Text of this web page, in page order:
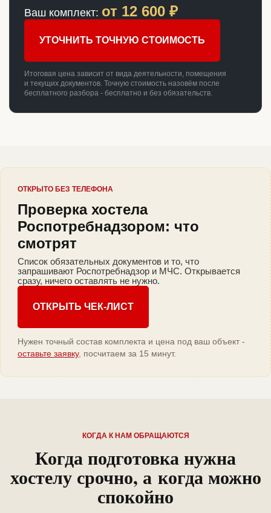
Ваш комплект: от 12 600 ₽
УТОЧНИТЬ ТОЧНУЮ СТОИМОСТЬ
Итоговая цена зависит от вида деятельности, помещения
и текущих документов. Точную стоимость назовём после
бесплатного разбора - бесплатно и без обязательств.
ОТКРЫТО БЕЗ ТЕЛЕФОНА
Проверка хостела
Роспотребнадзором: что
смотрят
Список обязательных документов и то, что
запрашивают Роспотребнадзор и МЧС. Открывается
сразу, ничего оставлять не нужно.
ОТКРЫТЬ ЧЕК-ЛИСТ
Нужен точный состав комплекта и цена под ваш объект -
оставьте заявку, посчитаем за 15 минут.
КОГДА К НАМ ОБРАЩАЮТСЯ
Когда подготовка нужна
хостелу срочно, а когда можно
спокойно